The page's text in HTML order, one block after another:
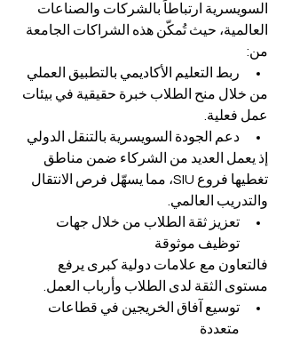
السويسرية ارتباطاً بالشركات والصناعات
العالمية، حيث تُمكّن هذه الشراكات الجامعة
من:
ربط التعليم الأكاديمي بالتطبيق العملي
من خلال منح الطلاب خبرة حقيقية في بيئات
عمل فعلية.
دعم الجودة السويسرية بالتنقل الدولي
إذ يعمل العديد من الشركاء ضمن مناطق
تغطيها فروع SIU، مما يسهّل فرص الانتقال
والتدريب العالمي.
تعزيز ثقة الطلاب من خلال جهات
توظيف موثوقة
فالتعاون مع علامات دولية كبرى يرفع
مستوى الثقة لدى الطلاب وأرباب العمل.
توسيع آفاق الخريجين في قطاعات
متعددة